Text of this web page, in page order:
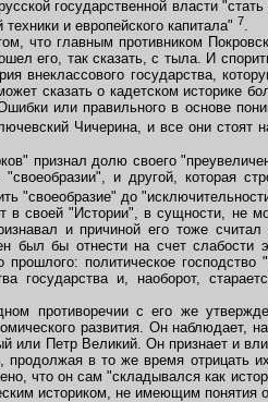
государственной власти
и европейского капитала" 7.
что главным противником
его, так сказать, с тыла. И
внеклассового государства,
сказать о кадетском историке
или правильного в основе
Чичерина, и все они стоят
признал долю своего
и другой, которая
"своеобразие" до
своей "Истории", в сущности, не
и причиной его тоже считал
был бы отнести на счет слабости
политическое господство
государства и, наоборот,
противоречии с его же
развития. Он наблюдает,
или Петр Великий. Он признает и
в то же время отрицать
что он сам "складывался как
историком, не имеющим понятия